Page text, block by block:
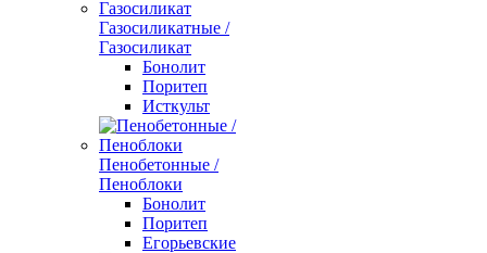
Газосиликатные /
Газосиликат
Бонолит
Поритеп
Исткульт
Пенобетонные /
Пеноблоки
Бонолит
Поритеп
Егорьевские